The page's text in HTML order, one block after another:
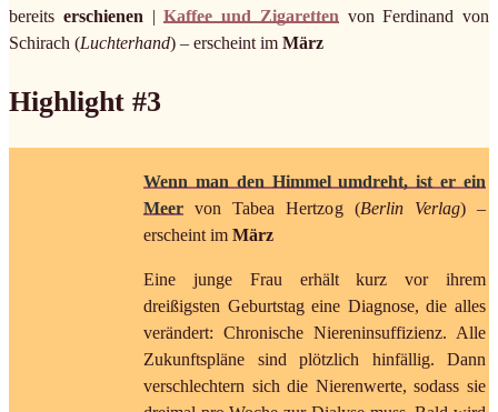
bereits erschienen |Kaffee und Zigaretten von Ferdinand von
Schirach (Luchterhand) – erscheint im März
Highlight #3
Wenn man den Himmel umdreht, ist er ein
Meer von Tabea Hertzog (Berlin Verlag) –
erscheint im März
Eine junge Frau erhält kurz vor ihrem
dreißigsten Geburtstag eine Diagnose, die alles
verändert: Chronische Niereninsuffizienz. Alle
Zukunftspläne sind plötzlich hinfällig. Dann
verschlechtern sich die Nierenwerte, sodass sie